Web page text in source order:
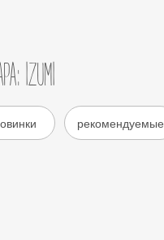
IZUMI
рекомендуемые